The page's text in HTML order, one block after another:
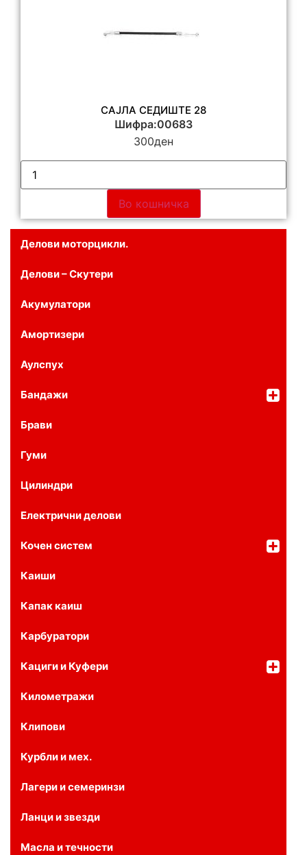
Делови моторцикли.
Делови – Скутери
Акумулатори
Амортизери
Аулспух
Бандажи
Брави
Гуми
Цилиндри
Електрични делови
Кочен систем
Каиши
Капак каиш
Карбуратори
Кациги и Куфери
Километражи
Клипови
Курбли и мех.
Лагери и семеринзи
Ланци и звезди
Масла и течности
САЈЛА СЕДИШТЕ 28
Шифра:00683
300ден
Во кошничка